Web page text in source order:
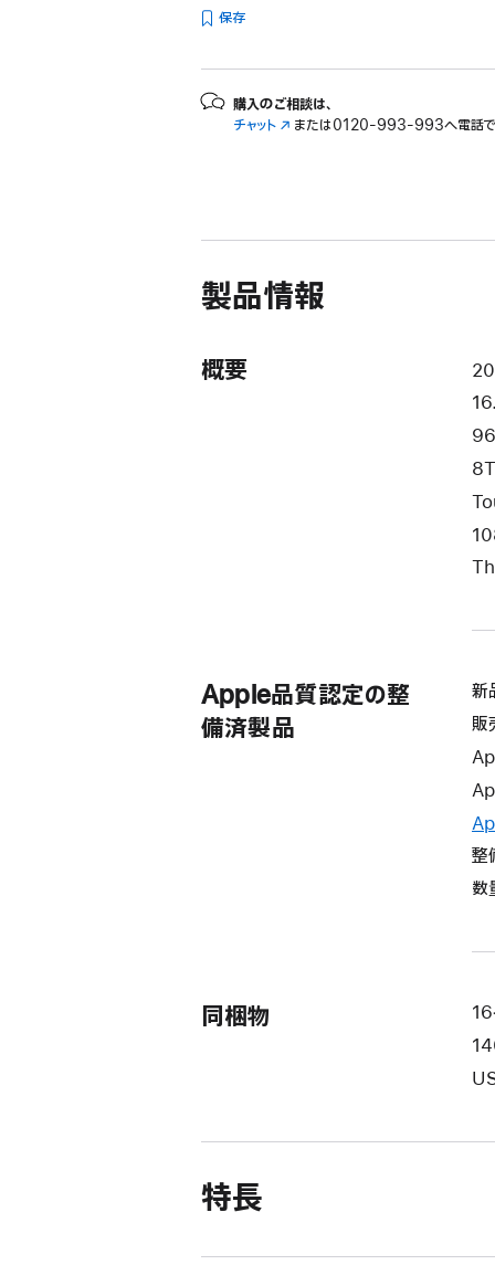
保存
購入のご相談は、
チャット （新
開
き
または0120-993-993へ電話で
製品情報
概要
Apple品質認定の整
備済製品
新
販
整
数
同梱物
特長